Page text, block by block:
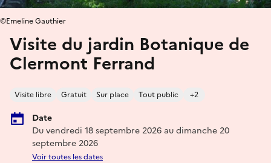
Visite du jardin Botanique de
Clermont Ferrand
Visite libre Gratuit Sur place Tout public +2
Date
Du vendredi 18 septembre 2026 au dimanche 20
septembre 2026
Voir toutes les dates
©Emeline Gauthier